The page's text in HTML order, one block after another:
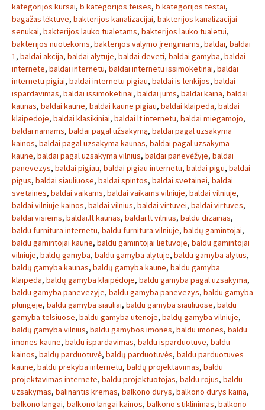
kategorijos kursai, b kategorijos teises, b kategorijos testai,
bagažas lėktuve, bakterijos kanalizacijai, bakterijos kanalizacijai
senukai, bakterijos lauko tualetams, bakterijos lauko tualetui,
bakterijos nuotekoms, bakterijos valymo įrenginiams, baldai, baldai
1, baldai akcija, baldai alytuje, baldai deveti, baldai gamyba, baldai
internete, baldai internetu, baldai internetu issimoketinai, baldai
internetu pigiai, baldai internetu pigiau, baldai is lenkijos, baldai
ispardavimas, baldai issimoketinai, baldai jums, baldai kaina, baldai
kaunas, baldai kaune, baldai kaune pigiau, baldai klaipeda, baldai
klaipedoje, baldai klasikiniai, baldai lt internetu, baldai miegamojo,
baldai namams, baldai pagal užsakymą, baldai pagal uzsakyma
kainos, baldai pagal uzsakyma kaunas, baldai pagal uzsakyma
kaune, baldai pagal uzsakyma vilnius, baldai panevėžyje, baldai
panevezys, baldai pigiau, baldai pigiau internetu, baldai pigu, baldai
pigus, baldai siauliuose, baldai spintos, baldai svetainei, baldai
svetaines, baldai vaikams, baldai vaikams vilniuje, baldai vilniuje,
baldai vilniuje kainos, baldai vilnius, baldai virtuvei, baldai virtuves,
baldai visiems, baldai.lt kaunas, baldai.lt vilnius, baldu dizainas,
baldu furnitura internetu, baldu furnitura vilniuje, baldų gamintojai,
baldu gamintojai kaune, baldu gamintojai lietuvoje, baldu gamintojai
vilniuje, baldų gamyba, baldu gamyba alytuje, baldu gamyba alytus,
baldų gamyba kaunas, baldų gamyba kaune, baldu gamyba
klaipeda, baldų gamyba klaipėdoje, baldu gamyba pagal uzsakyma,
baldu gamyba panevezyje, baldu gamyba panevezys, baldu gamyba
plungeje, baldu gamyba siauliai, baldu gamyba siauliuose, baldu
gamyba telsiuose, baldu gamyba utenoje, baldų gamyba vilniuje,
baldų gamyba vilnius, baldu gamybos imones, baldu imones, baldu
imones kaune, baldu ispardavimas, baldu isparduotuve, baldu
kainos, baldų parduotuvė, baldų parduotuvės, baldu parduotuves
kaune, baldu prekyba internetu, baldų projektavimas, baldu
projektavimas internete, baldu projektuotojas, baldu rojus, baldu
uzsakymas, balinantis kremas, balkono durys, balkono durys kaina,
balkono langai, balkono langai kainos, balkono stiklinimas, balkono